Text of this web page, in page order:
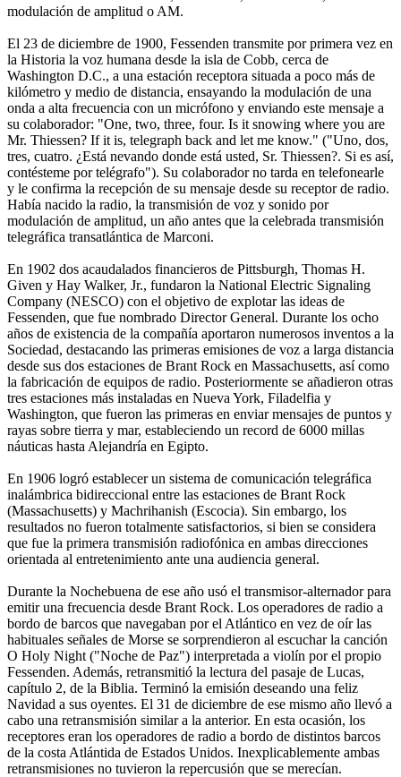
modulación de amplitud o AM.
El 23 de diciembre de 1900, Fessenden transmite por primera vez en
la Historia la voz humana desde la isla de Cobb, cerca de
Washington D.C., a una estación receptora situada a poco más de
kilómetro y medio de distancia, ensayando la modulación de una
onda a alta frecuencia con un micrófono y enviando este mensaje a
su colaborador: "One, two, three, four. Is it snowing where you are
Mr. Thiessen? If it is, telegraph back and let me know." ("Uno, dos,
tres, cuatro. ¿Está nevando donde está usted, Sr. Thiessen?. Si es así,
contésteme por telégrafo"). Su colaborador no tarda en telefonearle
y le confirma la recepción de su mensaje desde su receptor de radio.
Había nacido la radio, la transmisión de voz y sonido por
modulación de amplitud, un año antes que la celebrada transmisión
telegráfica transatlántica de Marconi.
En 1902 dos acaudalados financieros de Pittsburgh, Thomas H.
Given y Hay Walker, Jr., fundaron la National Electric Signaling
Company (NESCO) con el objetivo de explotar las ideas de
Fessenden, que fue nombrado Director General. Durante los ocho
años de existencia de la compañía aportaron numerosos inventos a la
Sociedad, destacando las primeras emisiones de voz a larga distancia
desde sus dos estaciones de Brant Rock en Massachusetts, así como
la fabricación de equipos de radio. Posteriormente se añadieron otras
tres estaciones más instaladas en Nueva York, Filadelfia y
Washington, que fueron las primeras en enviar mensajes de puntos y
rayas sobre tierra y mar, estableciendo un record de 6000 millas
náuticas hasta Alejandría en Egipto.
En 1906 logró establecer un sistema de comunicación telegráfica
inalámbrica bidireccional entre las estaciones de Brant Rock
(Massachusetts) y Machrihanish (Escocia). Sin embargo, los
resultados no fueron totalmente satisfactorios, si bien se considera
que fue la primera transmisión radiofónica en ambas direcciones
orientada al entretenimiento ante una audiencia general.
Durante la Nochebuena de ese año usó el transmisor-alternador para
emitir una frecuencia desde Brant Rock. Los operadores de radio a
bordo de barcos que navegaban por el Atlántico en vez de oír las
habituales señales de Morse se sorprendieron al escuchar la canción
O Holy Night ("Noche de Paz") interpretada a violín por el propio
Fessenden. Además, retransmitió la lectura del pasaje de Lucas,
capítulo 2, de la Biblia. Terminó la emisión deseando una feliz
Navidad a sus oyentes. El 31 de diciembre de ese mismo año llevó a
cabo una retransmisión similar a la anterior. En esta ocasión, los
receptores eran los operadores de radio a bordo de distintos barcos
de la costa Atlántida de Estados Unidos. Inexplicablemente ambas
retransmisiones no tuvieron la repercusión que se merecían.